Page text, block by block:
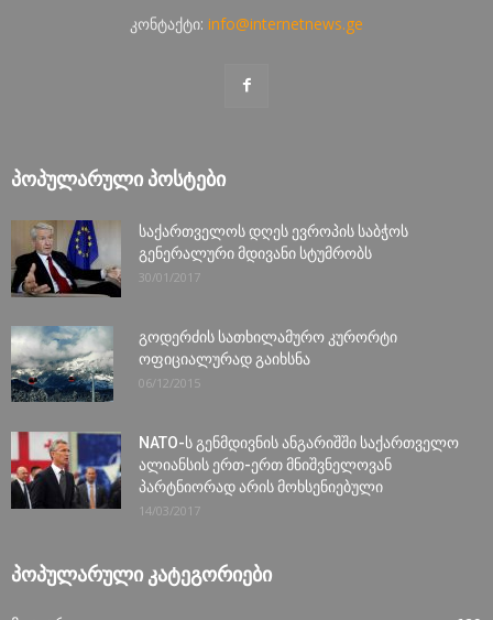
კონტაქტი: info@internetnews.ge
ᲞᲝᲞᲣᲚᲐᲠᲣᲚᲘ ᲞᲝᲡᲢᲔᲑᲘ
საქართველოს დღეს ევროპის საბჭოს
გენერალური მდივანი სტუმრობს
30/01/2017
გოდერძის სათხილამურო კურორტი
ოფიციალურად გაიხსნა
06/12/2015
NATO-ს გენმდივნის ანგარიშში საქართველო
ალიანსის ერთ-ერთ მნიშვნელოვან
პარტნიორად არის მოხსენიებული
14/03/2017
ᲞᲝᲞᲣᲚᲐᲠᲣᲚᲘ ᲙᲐᲢᲔᲒᲝᲠᲘᲔᲑᲘ